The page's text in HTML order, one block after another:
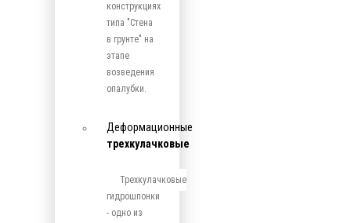
конструкциях
типа "Стена
в грунте" на
этапе
возведения
опалубки.
Деформационные
трехкулачковые
Трехкулачковые
гидрошпонки
- одно из